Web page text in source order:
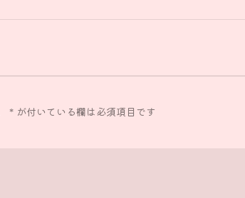
* が付いている欄は必須項目です